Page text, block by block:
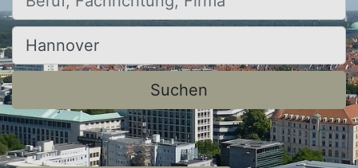
Ort, Stadt
Suchen